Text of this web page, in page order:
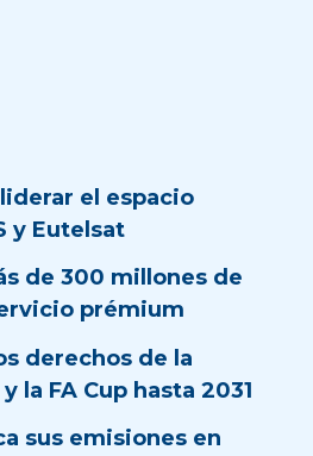
el espacio
y Eutelsat
de 300 millones de
prémium
derechos de la
la FA Cup hasta 2031
sus emisiones en